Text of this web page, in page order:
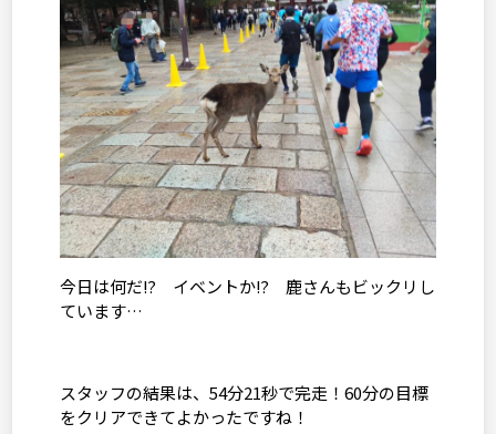
今日は何だ⁉ イベントか⁉ 鹿さんもビックリし
ています…
スタッフの結果は、 54分21秒で完走！ 60分の目標
をクリアできてよかったですね！